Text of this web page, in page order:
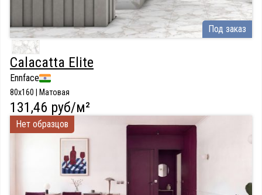
Под заказ
Calacatta Elite
Ennface
80x160 | Матовая
131,46 руб/м²
Нет образцов